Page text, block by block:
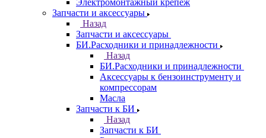
Электромонтажный крепеж
Запчасти и аксессуары
Назад
Запчасти и аксессуары
БИ.Расходники и принадлежности
Назад
БИ.Расходники и принадлежности
Аксессуары к бензоинструменту и
компрессорам
Масла
Запчасти к БИ
Назад
Запчасти к БИ